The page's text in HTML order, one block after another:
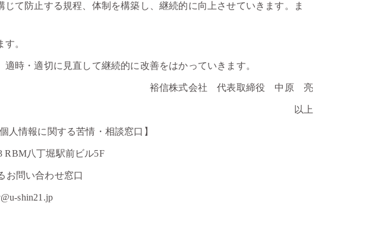
て防止する規程、体制を構築し、継続的に向上させていきます。ま
。
時・適切に見直して継続的に改善をはかっていきます。
裕信株式会社 代表取締役 中原 亮
以上
人情報に関する苦情・相談窓口】
RBM八丁堀駅前ビル5F
問い合わせ窓口
shin21.jp